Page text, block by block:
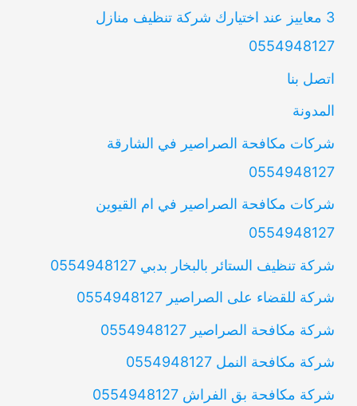
3 معاييز عند اختيارك شركة تنظيف منازل
0554948127
اتصل بنا
المدونة
شركات مكافحة الصراصير في الشارقة
0554948127
شركات مكافحة الصراصير في ام القيوين
0554948127
شركة تنظيف الستائر بالبخار بدبي 0554948127
شركة للقضاء على الصراصير 0554948127
شركة مكافحة الصراصير 0554948127
شركة مكافحة النمل 0554948127
شركة مكافحة بق الفراش 0554948127